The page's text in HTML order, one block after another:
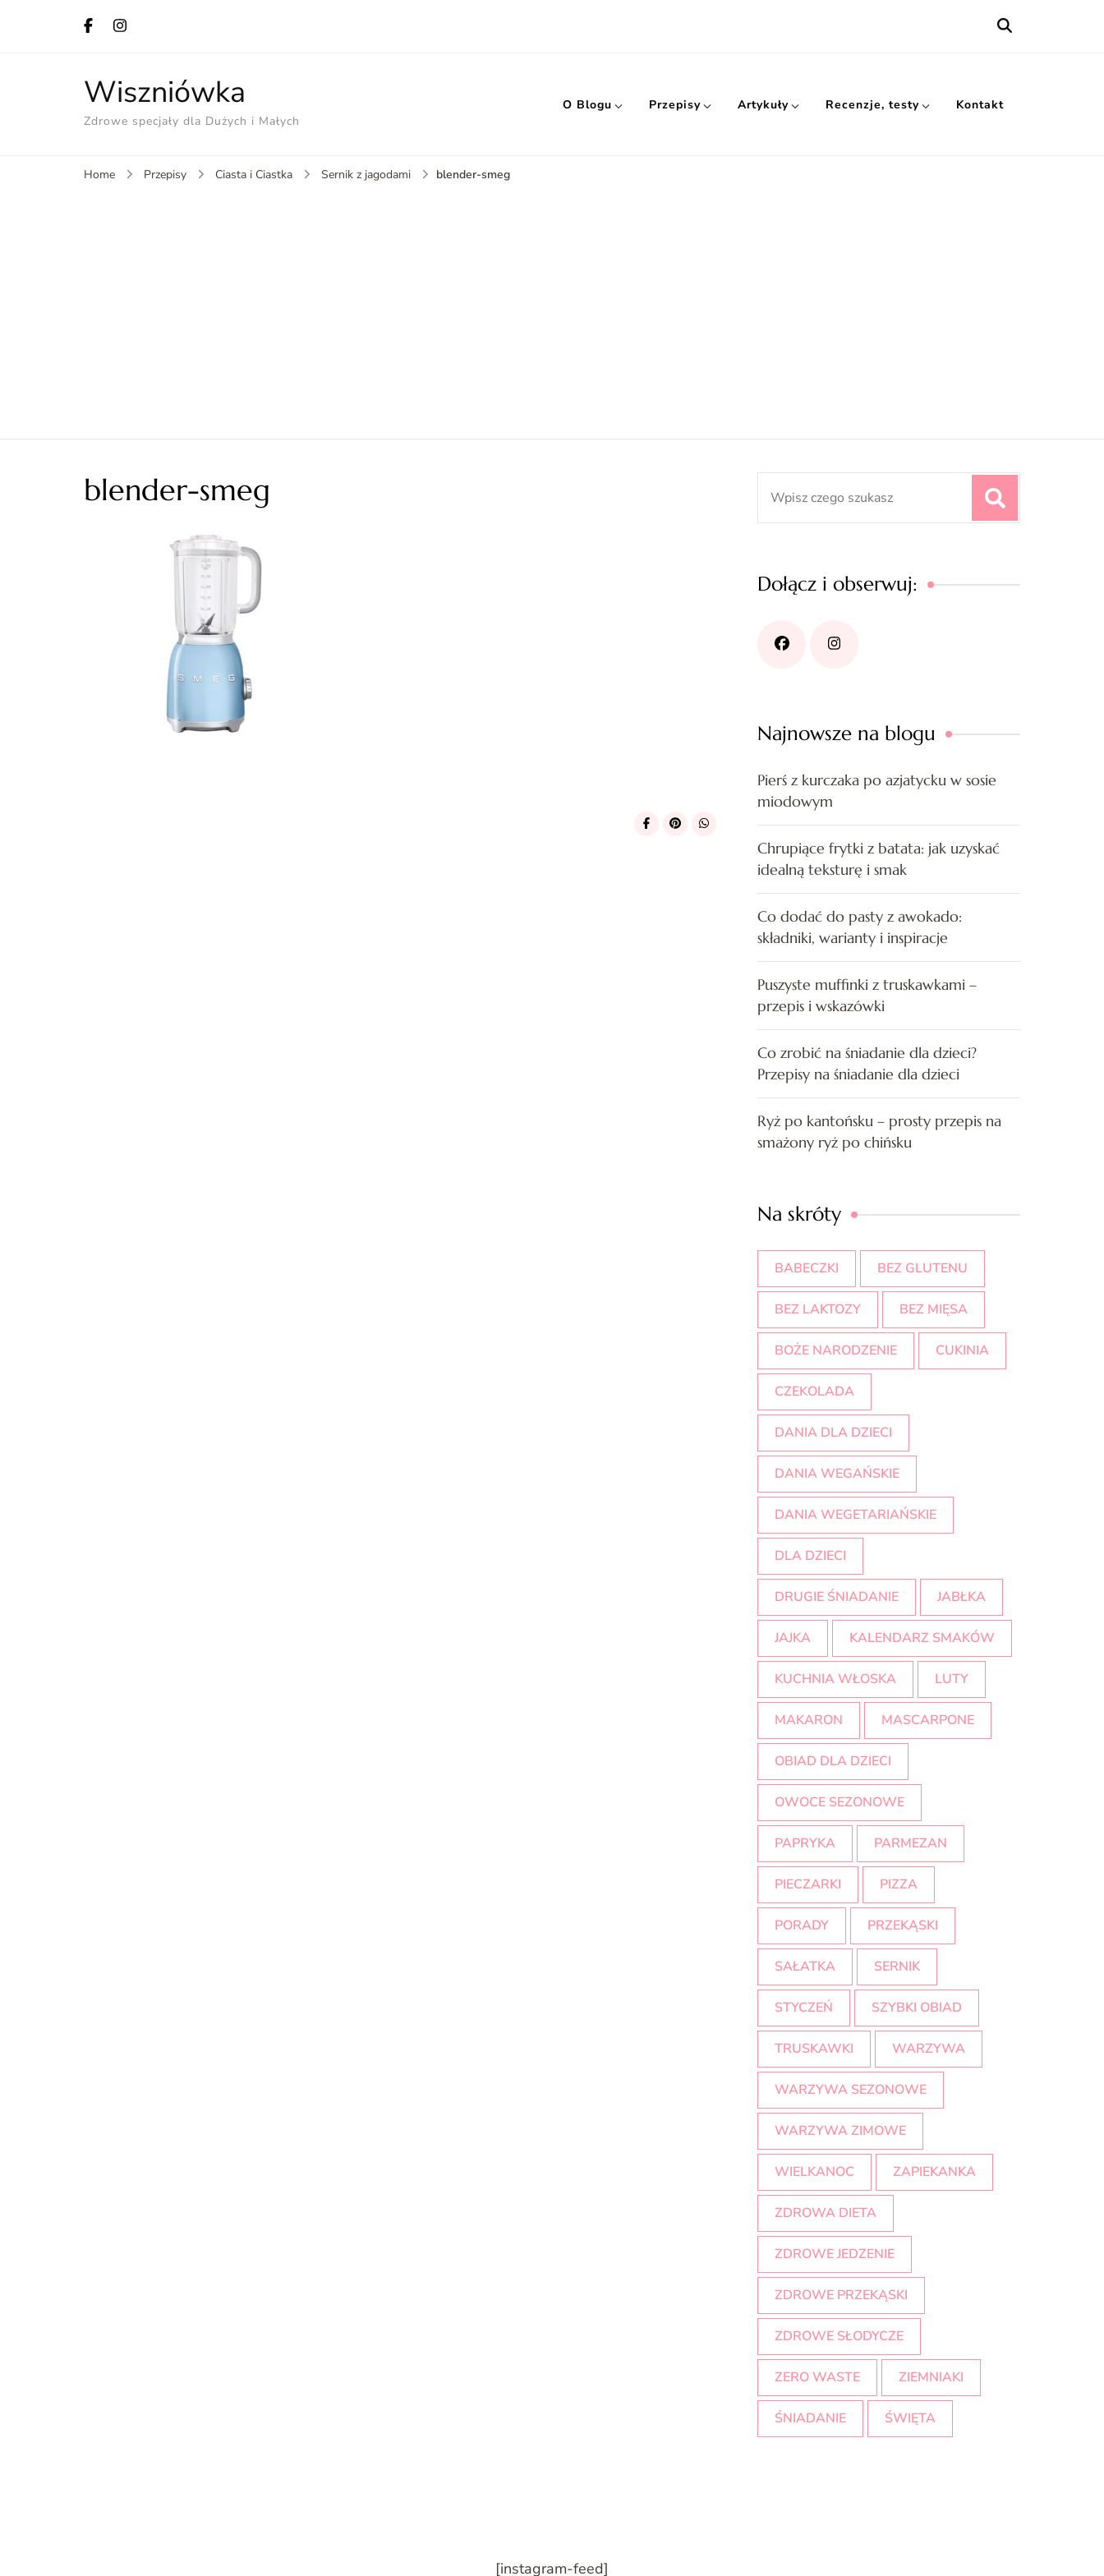
Wiszniówka
Zdrowe specjały dla Dużych i Małych
O Blogu Przepisy Artykuły Recenzje, testy Kontakt
Home Przepisy Ciasta i Ciastka Sernik z jagodami blender-smeg
blender-smeg
Dołącz i obserwuj:
Najnowsze na blogu
Pierś z kurczaka po azjatycku w sosie
miodowym
Chrupiące frytki z batata: jak uzyskać
idealną teksturę i smak
Co dodać do pasty z awokado:
składniki, warianty i inspiracje
Puszyste muffinki z truskawkami –
przepis i wskazówki
Co zrobić na śniadanie dla dzieci?
Przepisy na śniadanie dla dzieci
Ryż po kantońsku – prosty przepis na
smażony ryż po chińsku
Na skróty
BABECZKI BEZ GLUTENU
BEZ LAKTOZY BEZ MIĘSA
BOŻE NARODZENIE CUKINIA
CZEKOLADA
DANIA DLA DZIECI
DANIA WEGAŃSKIE
DANIA WEGETARIAŃSKIE
DLA DZIECI
DRUGIE ŚNIADANIE JABŁKA
JAJKA KALENDARZ SMAKÓW
KUCHNIA WŁOSKA LUTY
MAKARON MASCARPONE
OBIAD DLA DZIECI
OWOCE SEZONOWE
PAPRYKA PARMEZAN
PIECZARKI PIZZA
PORADY PRZEKĄSKI
SAŁATKA SERNIK
STYCZEŃ SZYBKI OBIAD
TRUSKAWKI WARZYWA
WARZYWA SEZONOWE
WARZYWA ZIMOWE
WIELKANOC ZAPIEKANKA
ZDROWA DIETA
ZDROWE JEDZENIE
ZDROWE PRZEKĄSKI
ZDROWE SŁODYCZE
ZERO WASTE ZIEMNIAKI
ŚNIADANIE ŚWIĘTA
[instagram-feed]